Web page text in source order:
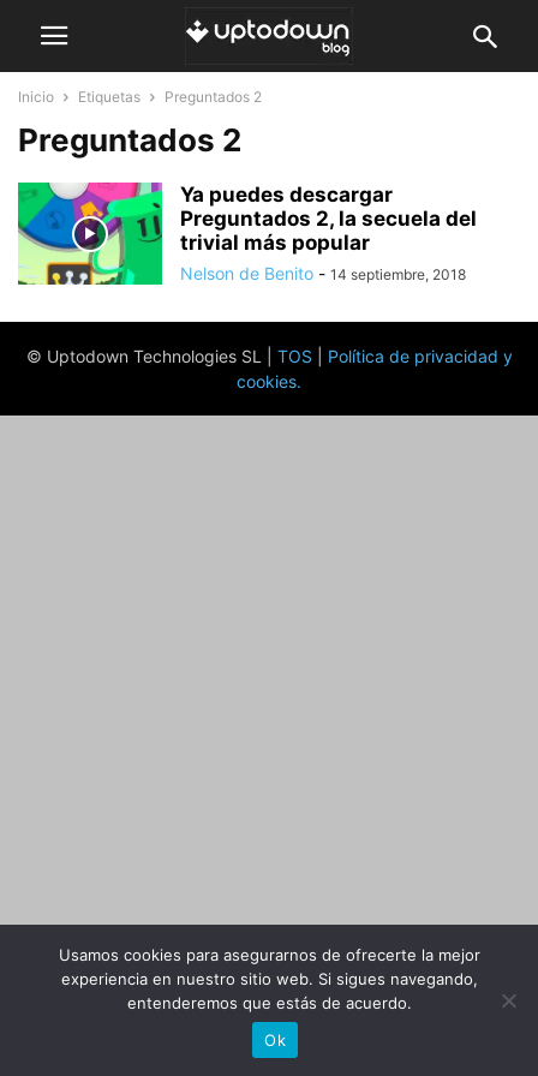
Inicio Etiquetas Preguntados 2
Preguntados 2
Ya puedes descargar
Preguntados 2, la secuela del
trivial más popular
Nelson de Benito - 14 septiembre, 2018
© Uptodown Technologies SL | TOS
Política de privacidad y
cookies.
Usamos cookies para asegurarnos de ofrecerte la mejor
experiencia en nuestro sitio web. Si sigues navegando,
entenderemos que estás de acuerdo.
Ok